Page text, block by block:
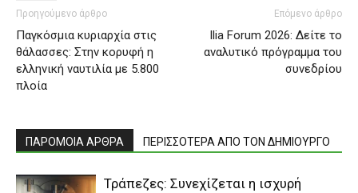
Προηγούμενο άρθρο
Παγκόσμια κυριαρχία στις
θάλασσες: Στην κορυφή η
ελληνική ναυτιλία με 5.800
πλοία
Επόμενο άρθρο
Ilia Forum 2026: Δείτε το
αναλυτικό πρόγραμμα του
συνεδρίου
ΠΑΡΟΜΟΙΑ ΑΡΘΡΑ ΠΕΡΙΣΣΟΤΕΡΑ ΑΠΟ ΤΟΝ ΔΗΜΙΟΥΡΓΟ
Τράπεζες: Συνεχίζεται η ισχυρή